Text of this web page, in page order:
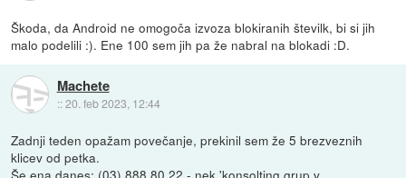
Škoda, da Android ne omogoča izvoza blokiranih številk, bi si jih
malo podelili :). Ene 100 sem jih pa že nabral na blokadi :D.
Machete
::20. feb 2023, 12:44
Zadnji teden opažam povečanje, prekinil sem že 5 brezveznih
klicev od petka.
Še ena danes: (03) 888 80 22 - nek 'konsolting grup v